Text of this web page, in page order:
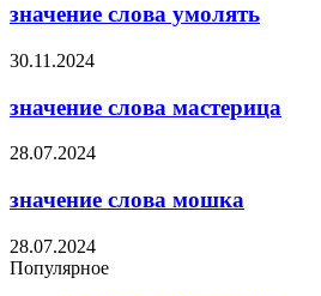
значение слова умолять
30.11.2024
значение слова мастерица
28.07.2024
значение слова мошка
28.07.2024
Популярное